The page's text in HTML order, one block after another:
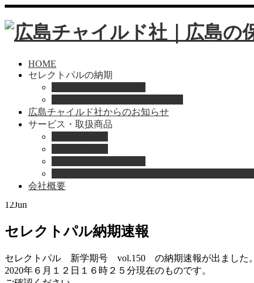
HOME
セレクトパルの納期
広島チャイルド社からのお知らせ
サービス・取扱商品
会社概要
Home
お知らせ
セレクトパル納期速報
12Jun
セレクトパル納期速報
セレクトパル 新学期号 vol.150 の納期速報が出ました。
2020年６月１２日１６時２５分現在のものです。